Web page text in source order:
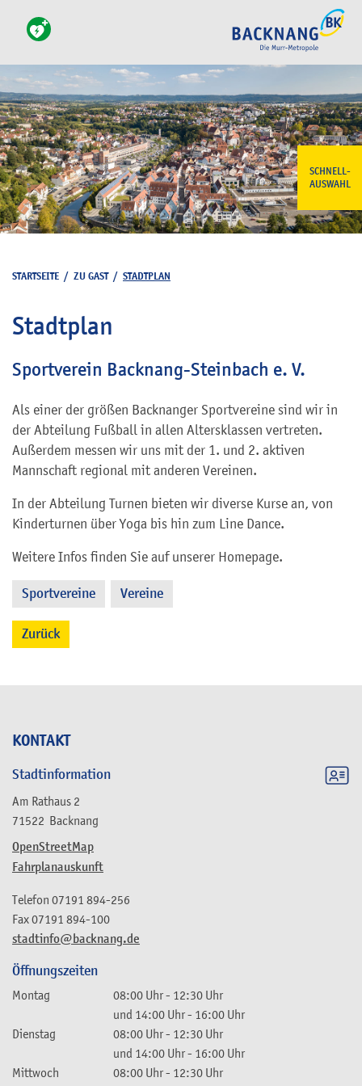
SCHNELL-
AUSWAHL
KONTAKT
Stadtinformation
Am Rathaus 2
71522 Backnang
OpenStreetMap
Fahrplanauskunft
stadtinfo@backnang.de
Telefon 07191 894-256
Fax07191 894-100
Öffnungszeiten
Montag 08:00 Uhr- 12:30 Uhr
und 14:00 Uhr- 16:00 Uhr
Dienstag
08:00 Uhr- 12:30 Uhr
und 14:00 Uhr- 16:00 Uhr
Mittwoch
08:00 Uhr- 12:30 Uhr
STARTSEITE / ZU GAST/ STADTPLAN
Stadtplan
Sportverein Backnang-Steinbach e. V.
Als einer der größen Backnanger Sportvereine sind wir in
der Abteilung Fußball in allen Altersklassen vertreten.
Außerdem messen wir uns mit der 1. und 2. aktiven
Mannschaft regional mit anderen Vereinen.
In der Abteilung Turnen bieten wir diverse Kurse an, von
Kinderturnen über Yoga bis hin zum Line Dance.
Weitere Infos finden Sie auf unserer Homepage.
Sportvereine Vereine
Zurück